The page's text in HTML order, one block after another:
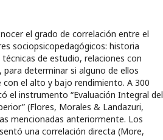
el grado de correlación entre el
sociopsicopedagógicos: historia
de estudio, relaciones con
determinar si alguno de ellos
el alto y bajo rendimiento. A 300
el instrumento “Evaluación Integral del
(Flores, Morales & Landazuri,
mencionadas anteriormente. Los
una correlación directa (More,